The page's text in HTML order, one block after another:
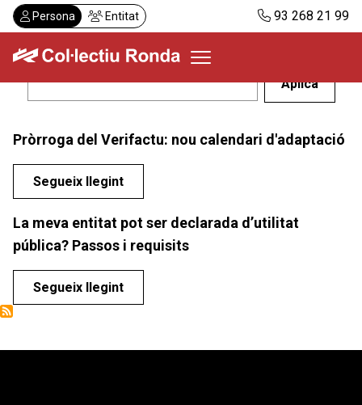
Vés
al
contingut
Persona Entitat 93 268 21 99
Serveis
Actualitat
Despatxos
Demanar visita
Abonaments
ES
Pròrroga del Verifactu: nou calendari d'adaptació
Segueix llegint
La meva entitat pot ser declarada d’utilitat
pública? Passos i requisits
Segueix llegint